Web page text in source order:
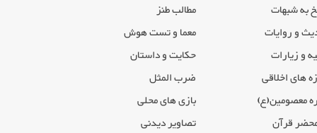
به شبهات
و روایات
و زیارات
های اخلاقی
معصومین(ع)
قرآن
مطالب طنز
معما و تست هوش
حکایت و داستان
ضرب المثل
بازی های محلی
تصاویر دیدنی